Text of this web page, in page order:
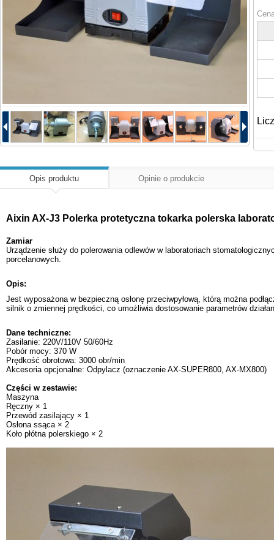
Opis produktu Opinie o produkcie
Aixin AX-J3 Polerka protetyczna tokarka polerska
Zamiar
Urządzenie służy do polerowania odlewów w laboratoriach
porcelanowych.
Opis:
Jest wyposażona w bezpieczną osłonę przeciwpyłową, którą można
silnik o zmiennej prędkości, co umożliwia dostosowanie parametrów
Dane techniczne:
Zasilanie: 220V/110V 50/60Hz
Pobór mocy: 370 W
Prędkość obrotowa: 3000 obr/min
Akcesoria opcjonalne: Odpylacz (oznaczenie AX-SUPER800, AX-MX800)
Części w zestawie:
Maszyna
Ręczny × 1
Przewód zasilający × 1
Osłona ssąca × 2
Koło płótna polerskiego × 2